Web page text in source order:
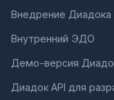
Внедрение Диадока
Внутренний ЭДО
Демо-версия
Диадок API для